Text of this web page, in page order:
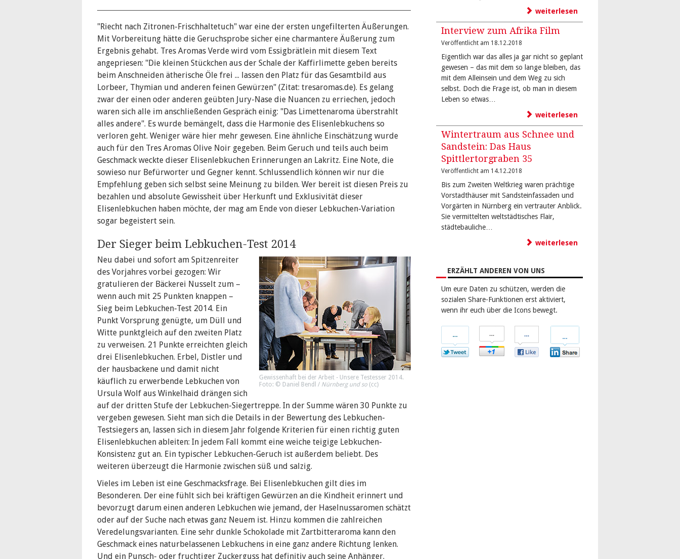
"Riecht nach Zitronen-Frischhaltetuch" war eine der ersten ungefilterten Äußerungen.
Mit Vorbereitung hätte die Geruchsprobe sicher eine charmantere Äußerung zum
Ergebnis gehabt. Tres Aromas Verde wird vom Essigbrätlein mit diesem Text
angepriesen: "Die kleinen Stückchen aus der Schale der Kaffirlimette geben bereits
beim Anschneiden ätherische Öle frei ... lassen den Platz für das Gesamtbild aus
Lorbeer, Thymian und anderen feinen Gewürzen" (Zitat: tresaromas.de). Es gelang
zwar der einen oder anderen geübten Jury-Nase die Nuancen zu erriechen, jedoch
waren sich alle im anschließenden Gespräch einig: "Das Limettenaroma überstrahlt
alles andere". Es wurde bemängelt, dass die Harmonie des Elisenlebkuchens so
verloren geht. Weniger wäre hier mehr gewesen. Eine ähnliche Einschätzung wurde
auch für den Tres Aromas Olive Noir gegeben. Beim Geruch und teils auch beim
Geschmack weckte dieser Elisenlebkuchen Erinnerungen an Lakritz. Eine Note, die
sowieso nur Befürworter und Gegner kennt. Schlussendlich können wir nur die
Empfehlung geben sich selbst seine Meinung zu bilden. Wer bereit ist diesen Preis zu
bezahlen und absolute Gewissheit über Herkunft und Exklusivität dieser
Elisenlebkuchen haben möchte, der mag am Ende von dieser Lebkuchen-Variation
sogar begeistert sein.
Der Sieger beim Lebkuchen-Test 2014
Gewissenhaft bei der Arbeit - Unsere Testesser 2014.
Foto: © Daniel Bendl / Nürnberg und so (cc)
Neu dabei und sofort am Spitzenreiter
des Vorjahres vorbei gezogen: Wir
gratulieren der Bäckerei Nusselt zum –
wenn auch mit 25 Punkten knappen –
Sieg beim Lebkuchen-Test 2014. Ein
Punkt Vorsprung genügte, um Düll und
Witte punktgleich auf den zweiten Platz
zu verweisen. 21 Punkte erreichten gleich
drei Elisenlebkuchen. Erbel, Distler und
der hausbackene und damit nicht
käuflich zu erwerbende Lebkuchen von
Ursula Wolf aus Winkelhaid drängen sich
auf der dritten Stufe der Lebkuchen-Siegertreppe. In der Summe wären 30 Punkte zu
vergeben gewesen. Sieht man sich die Details in der Bewertung des Lebkuchen-
Testsiegers an, lassen sich in diesem Jahr folgende Kriterien für einen richtig guten
Elisenlebkuchen ableiten: In jedem Fall kommt eine weiche teigige Lebkuchen-
Konsistenz gut an. Ein typischer Lebkuchen-Geruch ist außerdem beliebt. Des
weiteren überzeugt die Harmonie zwischen süß und salzig.
Vieles im Leben ist eine Geschmacksfrage. Bei Elisenlebkuchen gilt dies im
Besonderen. Der eine fühlt sich bei kräftigen Gewürzen an die Kindheit erinnert und
bevorzugt darum einen anderen Lebkuchen wie jemand, der Haselnussaromen schätzt
oder auf der Suche nach etwas ganz Neuem ist. Hinzu kommen die zahlreichen
Veredelungsvarianten. Eine sehr dunkle Schokolade mit Zartbitteraroma kann den
Geschmack eines naturbelassenen Lebkuchens in eine ganz andere Richtung lenken.
Und ein Punsch- oder fruchtiger Zuckerguss hat definitiv auch seine Anhänger.
weiterlesen
Interview zum Afrika Film
Veröffentlicht am 18.12.2018
Eigentlich war das alles ja gar nicht so geplant
gewesen – das mit dem so lange bleiben, das
mit dem Alleinsein und dem Weg zu sich
selbst. Doch die Frage ist, ob man in diesem
Leben so etwas…
weiterlesen
Wintertraum aus Schnee und
Sandstein: Das Haus
Spittlertorgraben 35
Veröffentlicht am 14.12.2018
Bis zum Zweiten Weltkrieg waren prächtige
Vorstadthäuser mit Sandsteinfassaden und
Vorgärten in Nürnberg ein vertrauter Anblick.
Sie vermittelten weltstädtisches Flair,
städtebauliche…
weiterlesen
ERZÄHLT ANDEREN VON UNS
Um eure Daten zu schützen, werden die
sozialen Share-Funktionen erst aktiviert,
wenn ihr euch über die Icons bewegt.
Twitter
bei
Google+
bei
Facebook
LinkedIn